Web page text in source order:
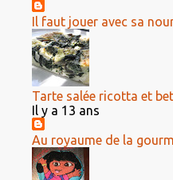
Il faut jouer avec sa
Tarte salée ricotta et
Il y a 13 ans
Au royaume de la